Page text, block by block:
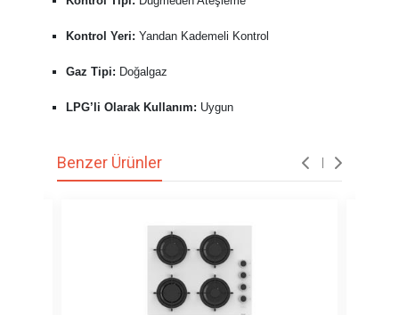
Kontrol Yeri: Yandan Kademeli Kontrol
Gaz Tipi: Doğalgaz
LPG’li Olarak Kullanım: Uygun
Benzer Ürünler